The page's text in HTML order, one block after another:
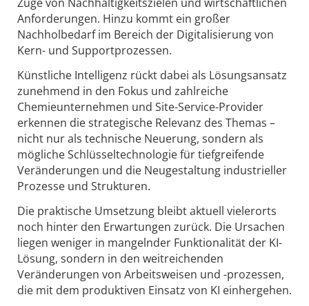
Anforderungen. Hinzu kommt ein großer
Nachholbedarf im Bereich der Digitalisierung von
Kern- und Supportprozessen.
Künstliche Intelligenz rückt dabei als Lösungsansatz
zunehmend in den Fokus und zahlreiche
Chemieunternehmen und Site-Service-Provider
erkennen die strategische Relevanz des Themas –
nicht nur als technische Neuerung, sondern als
mögliche Schlüsseltechnologie für tiefgreifende
Veränderungen und die Neugestaltung industrieller
Prozesse und Strukturen.
Die praktische Umsetzung bleibt aktuell vielerorts
noch hinter den Erwartungen zurück. Die Ursachen
liegen weniger in mangelnder Funktionalität der KI-
Lösung, sondern in den weitreichenden
Veränderungen von Arbeitsweisen und -prozessen,
die mit dem produktiven Einsatz von KI einhergehen.